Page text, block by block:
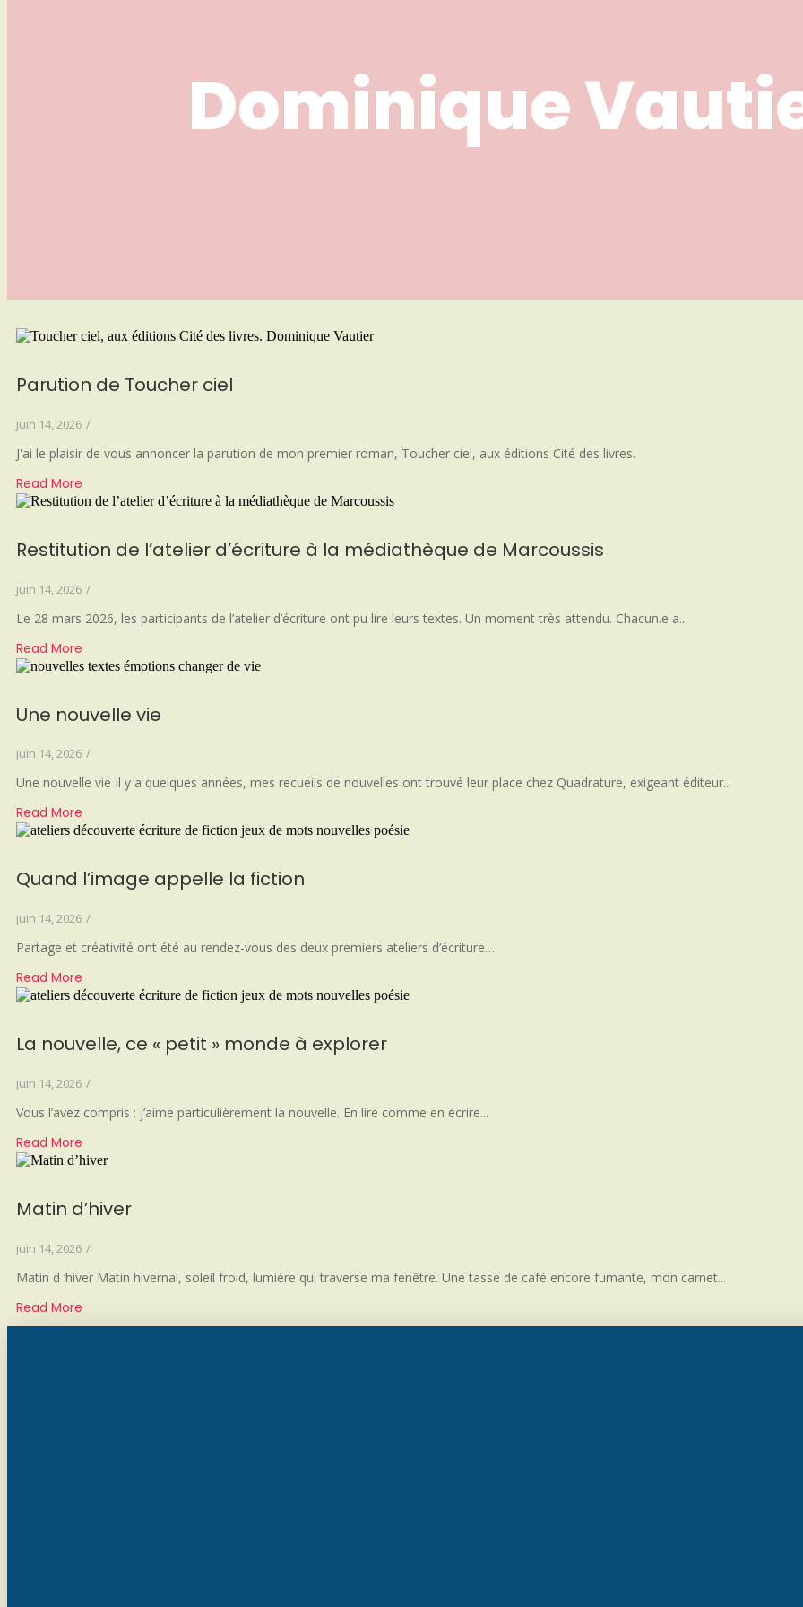
Dominique
Parution de Toucher ciel
juin 14, 2026 /
J'ai le plaisir de vous annoncer la parution de mon premier roman, Toucher ciel, aux éditions Cité des livres.
Read More
Restitution de l’atelier d’écriture à la médiathèque de Marcoussis
juin 14, 2026 /
Le 28 mars 2026, les participants de l’atelier d’écriture ont pu lire leurs textes. Un moment très attendu. Chacun.e a...
Read More
Une nouvelle vie
juin 14, 2026 /
Une nouvelle vie Il y a quelques années, mes recueils de nouvelles ont trouvé leur place chez Quadrature, exigeant éditeur...
Read More
Quand l’image appelle la fiction
juin 14, 2026 /
Partage et créativité ont été au rendez-vous des deux premiers ateliers d’écriture…
Read More
La nouvelle, ce « petit » monde à explorer
juin 14, 2026 /
Vous l’avez compris : j’aime particulièrement la nouvelle. En lire comme en écrire...
Read More
Matin d’hiver
juin 14, 2026 /
Matin d ‘hiver Matin hivernal, soleil froid, lumière qui traverse ma fenêtre. Une tasse de café encore fumante, mon carnet...
Read More